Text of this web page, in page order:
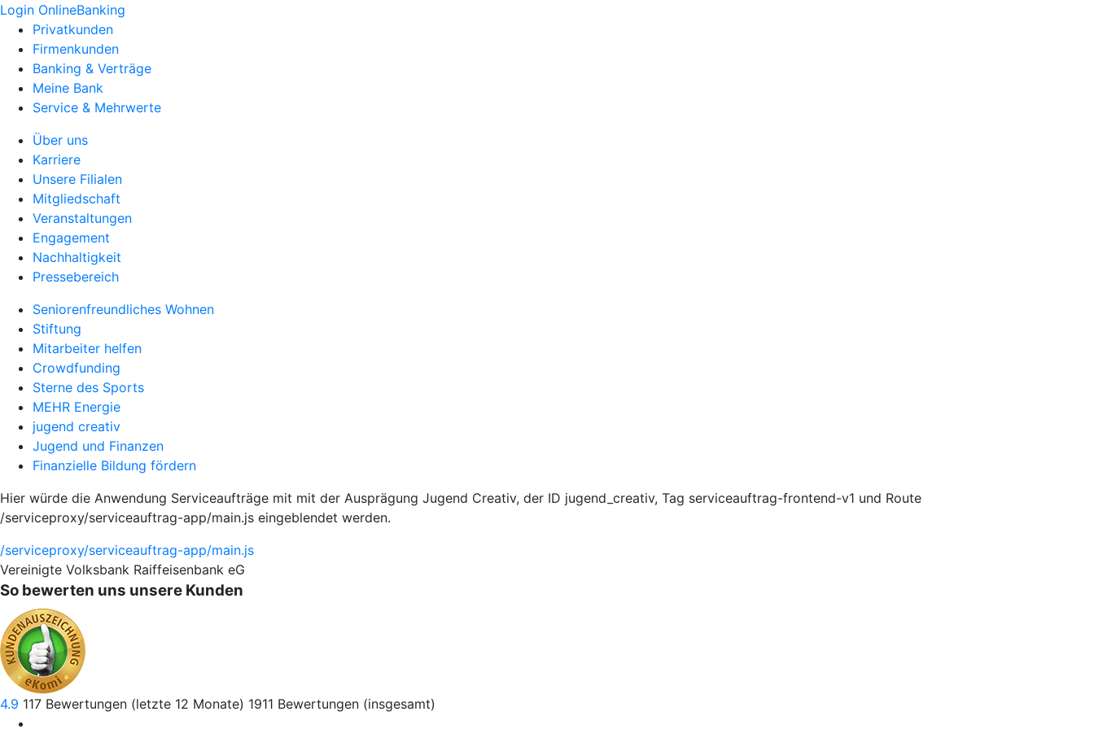
Login OnlineBanking
Privatkunden
Firmenkunden
Banking & Verträge
Meine Bank
Service & Mehrwerte
Über uns
Karriere
Unsere Filialen
Mitgliedschaft
Veranstaltungen
Engagement
Nachhaltigkeit
Pressebereich
Seniorenfreundliches Wohnen
Stiftung
Mitarbeiter helfen
Crowdfunding
Sterne des Sports
MEHR Energie
jugend creativ
Jugend und Finanzen
Finanzielle Bildung fördern
Hier würde die Anwendung Serviceaufträge mit mit der Ausprägung Jugend Creativ, der ID jugend_creativ, Tag serviceauftrag-frontend-v1 und Route
/serviceproxy/serviceauftrag-app/main.js eingeblendet werden.
/serviceproxy/serviceauftrag-app/main.js
Vereinigte Volksbank Raiffeisenbank eG
So bewerten uns unsere Kunden
4.9 117 Bewertungen (letzte 12 Monate) 1911 Bewertungen (insgesamt)